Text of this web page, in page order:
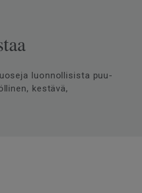
luonnollisista puu-
kestävä,